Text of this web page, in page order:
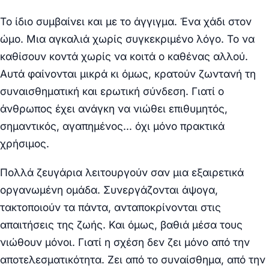
Το ίδιο συμβαίνει και με το άγγιγμα. Ένα χάδι στον
ώμο. Μια αγκαλιά χωρίς συγκεκριμένο λόγο. Το να
καθίσουν κοντά χωρίς να κοιτά ο καθένας αλλού.
Αυτά φαίνονται μικρά κι όμως, κρατούν ζωντανή τη
συναισθηματική και ερωτική σύνδεση. Γιατί ο
άνθρωπος έχει ανάγκη να νιώθει επιθυμητός,
σημαντικός, αγαπημένος… όχι μόνο πρακτικά
χρήσιμος.
Πολλά ζευγάρια λειτουργούν σαν μια εξαιρετικά
οργανωμένη ομάδα. Συνεργάζονται άψογα,
τακτοποιούν τα πάντα, ανταποκρίνονται στις
απαιτήσεις της ζωής. Και όμως, βαθιά μέσα τους
νιώθουν μόνοι. Γιατί η σχέση δεν ζει μόνο από την
αποτελεσματικότητα. Ζει από το συναίσθημα, από την